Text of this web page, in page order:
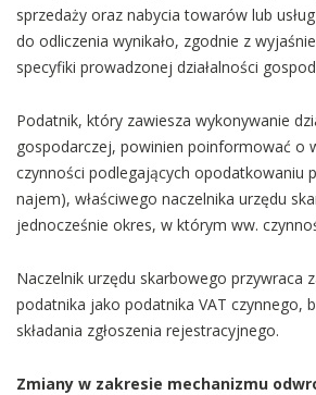
sprzedaży oraz nabycia towarów lub
do odliczenia wynikało, zgodnie z
specyfiki prowadzonej działalności
Podatnik, który zawiesza wykonywanie
gospodarczej, powinien poinformować o
czynności podlegających opodatkowaniu
najem), właściwego naczelnika urzędu
jednocześnie okres, w którym ww.
Naczelnik urzędu skarbowego przywraca
podatnika jako podatnika VAT czynnego,
składania zgłoszenia rejestracyjnego.
Zmiany w zakresie mechanizmu